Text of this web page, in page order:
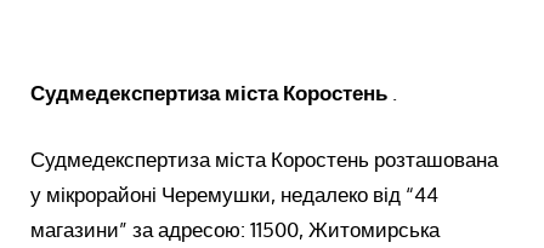
Судмедекспертиза міста Коростень .
Судмедекспертиза міста Коростень розташована
у мікрорайоні Черемушки, недалеко від “44
магазини” за адресою: 11500, Житомирська